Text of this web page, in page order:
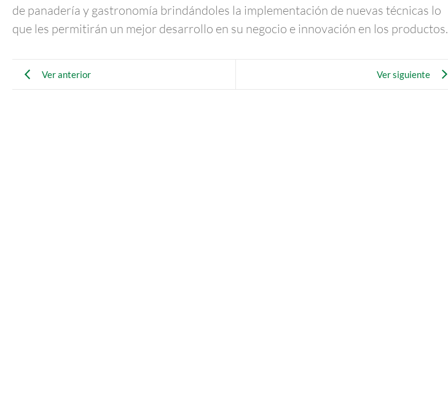
de panadería y gastronomía brindándoles la implementación de nuevas técnicas lo
que les permitirán un mejor desarrollo en su negocio e innovación en los productos.
Ver anterior Ver siguiente